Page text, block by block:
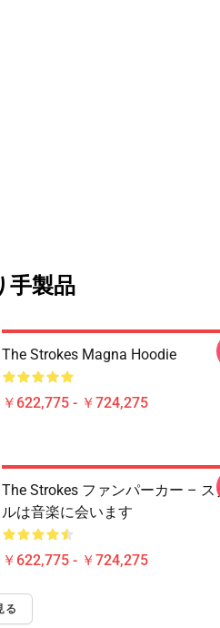
手製品
The Strokes Magna Hoodie
￥622,775 - ￥724,275
The Strokes ファンパーカー – ス
ルは音楽に会います
￥622,775 - ￥724,275
る